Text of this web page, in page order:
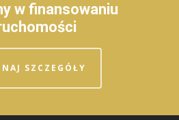
w finansowaniu
SZCZEGÓŁY